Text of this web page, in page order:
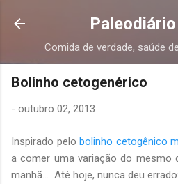
Pular para o
Paleodiário
Comida de verdade, saúde
Bolinho cetogenérico
- outubro 02, 2013
Inspirado pelo bolinho cetogênico
a comer uma variação do mesmo
manhã... Até hoje, nunca deu errado: